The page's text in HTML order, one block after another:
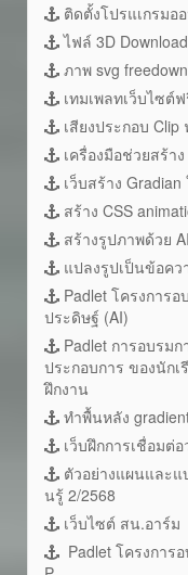
ติดตั้งโปรแเกรมอ
ไฟล์ 3D
ภาพ svg
เทมเพลทเว็บไซต์
เสียงประกอบ
เครื่องมือช่วยสร้า
เว็บสร้าง Gradian
สร้าง CSS
สร้างรูปภาพด้วย AI
แปลงรูปเป็นข้อคว
Padlet โครงการ
ประดิษฐ์ (AI)
Padlet การอบรม
ประกอบการ ของนัก
ฝึกงาน
ทำพื้นหลัง
เว็บฝึกการเชื่อมต่
ตัวอย่างแผนและแ
นรู้ 2/2568
เว็บไซต์ สน.อาร์ม
Padlet โครงการ